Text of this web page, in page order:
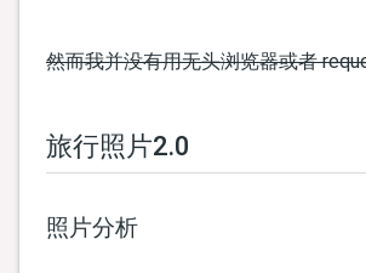
然而我并没有用无头浏览器或者
旅行照片2.0
照片分析